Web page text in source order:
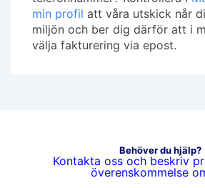
min profil att våra utskick når
miljön och ber dig därför att i
välja fakturering via epost.
Behöver du hjälp?
Kontakta oss och beskriv
överenskommelse